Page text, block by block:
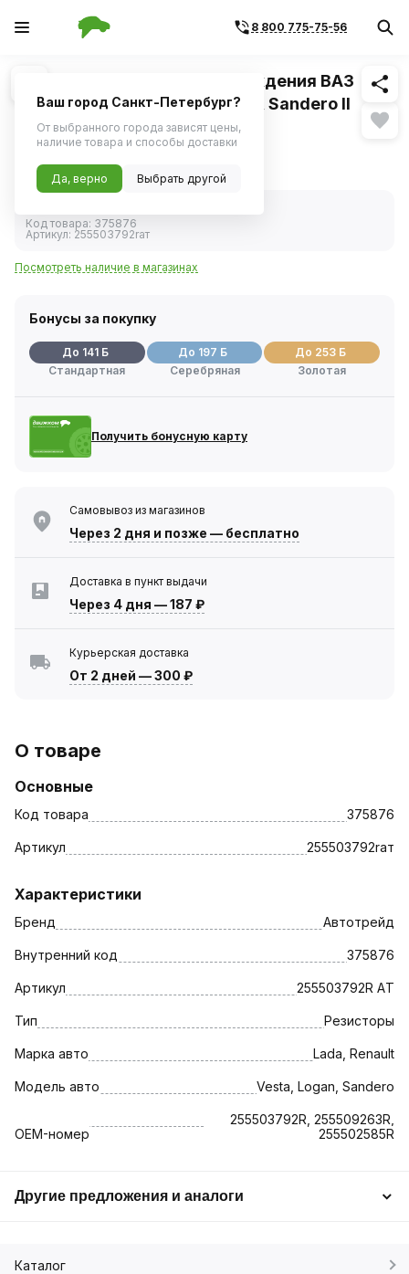
8 800 775-75-56
1/2 Похожие
Резистор вентилятора охлаждения ВАЗ
LADA Vesta, RENAULT Logan II, Sandero II
(Автотрейд)
Код товара: 375876
Артикул: 255503792raт
Посмотреть наличие в магазинах
Бонусы за покупку
До 141 Б
Стандартная
До 197 Б
Серебряная
До 253 Б
Золотая
Получить бонусную карту
Самовывоз из магазинов
Через 2 дня и позже — бесплатно
Доставка в пункт выдачи
Через 4 дня —187 ₽
Курьерская доставка
От 2 дней —300 ₽
О товаре
Основные
Код товара 375876
Артикул 255503792raт
Характеристики
Бренд Автотрейд
Внутренний код 375876
Артикул 255503792R AТ
Тип Резисторы
Марка авто Lada, Renault
Модель авто Vesta, Logan, Sandero
OEM-номер
255503792R, 255509263R,
255502585R
Другие предложения и аналоги
Каталог
Ваш город Санкт-Петербург?
От выбранного города зависят цены,
наличие товара и способы доставки
Да, верно Выбрать другой